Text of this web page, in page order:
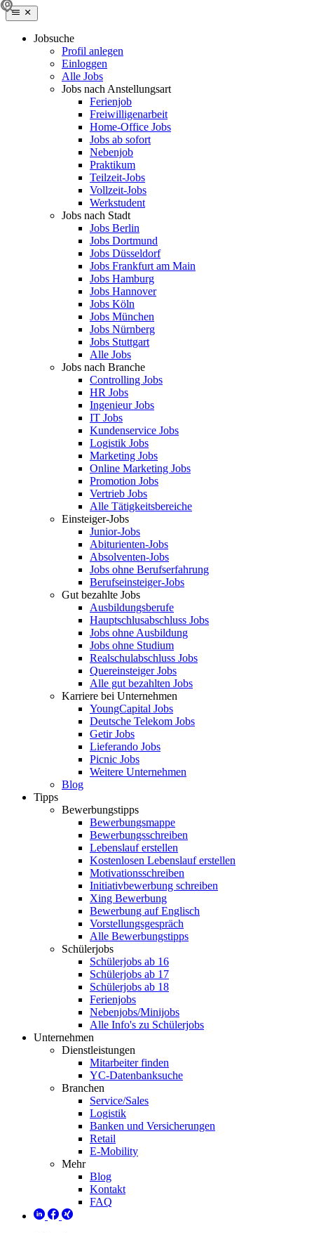
Jobsuche
Profil anlegen
Einloggen
Alle Jobs
Jobs nach Anstellungsart
Ferienjob
Freiwilligenarbeit
Home-Office Jobs
Jobs ab sofort
Nebenjob
Praktikum
Teilzeit-Jobs
Vollzeit-Jobs
Werkstudent
Jobs nach Stadt
Jobs Berlin
Jobs Dortmund
Jobs Düsseldorf
Jobs Frankfurt am Main
Jobs Hamburg
Jobs Hannover
Jobs Köln
Jobs München
Jobs Nürnberg
Jobs Stuttgart
Alle Jobs
Jobs nach Branche
Controlling Jobs
HR Jobs
Ingenieur Jobs
IT Jobs
Kundenservice Jobs
Logistik Jobs
Marketing Jobs
Online Marketing Jobs
Promotion Jobs
Vertrieb Jobs
Alle Tätigkeitsbereiche
Einsteiger-Jobs
Junior-Jobs
Abiturienten-Jobs
Absolventen-Jobs
Jobs ohne Berufserfahrung
Berufseinsteiger-Jobs
Gut bezahlte Jobs
Ausbildungsberufe
Hauptschlusabschluss Jobs
Jobs ohne Ausbildung
Jobs ohne Studium
Realschulabschluss Jobs
Quereinsteiger Jobs
Alle gut bezahlten Jobs
Karriere bei Unternehmen
YoungCapital Jobs
Deutsche Telekom Jobs
Getir Jobs
Lieferando Jobs
Picnic Jobs
Weitere Unternehmen
Blog
Tipps
Bewerbungstipps
Bewerbungsmappe
Bewerbungsschreiben
Lebenslauf erstellen
Kostenlosen Lebenslauf erstellen
Motivationsschreiben
Initiativbewerbung schreiben
Xing Bewerbung
Bewerbung auf Englisch
Vorstellungsgespräch
Alle Bewerbungstipps
Schülerjobs
Schülerjobs ab 16
Schülerjobs ab 17
Schülerjobs ab 18
Ferienjobs
Nebenjobs/Minijobs
Alle Info's zu Schülerjobs
Unternehmen
Dienstleistungen
Mitarbeiter finden
YC-Datenbanksuche
Branchen
Service/Sales
Logistik
Banken und Versicherungen
Retail
E-Mobility
Mehr
Blog
Kontakt
FAQ